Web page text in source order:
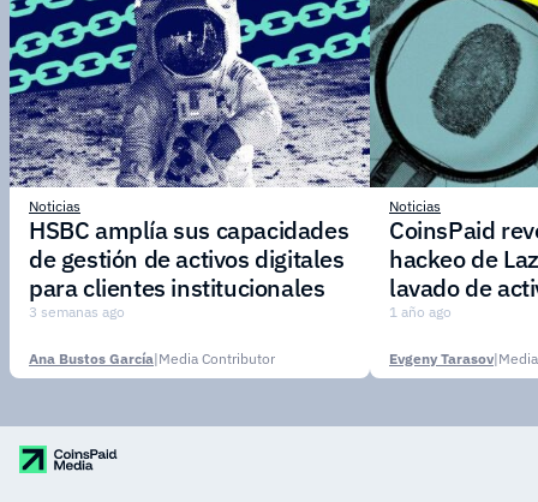
Noticias
HSBC amplía sus capacidades
de gestión de activos digitales
para clientes institucionales
3 semanas ago
Ana Bustos García|Media Contributor
Noticias
CoinsPaid
hackeo de
lavado de
1 año ago
Evgeny Tarasov|